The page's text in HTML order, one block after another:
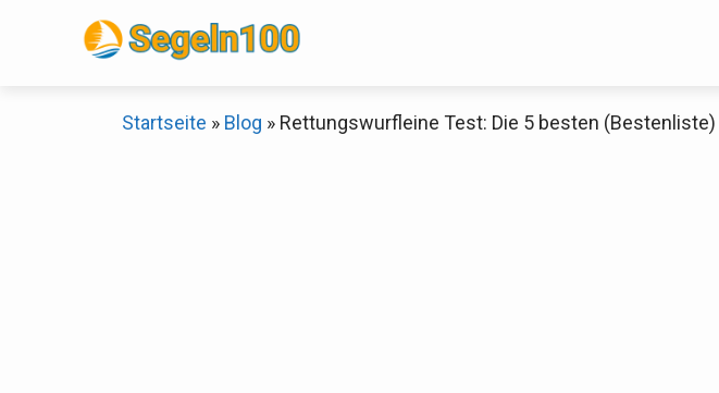
Startseite » Blog » Rettungswurfleine Test: Die 5 besten (Bestenliste)
Schaue dir jetzt die